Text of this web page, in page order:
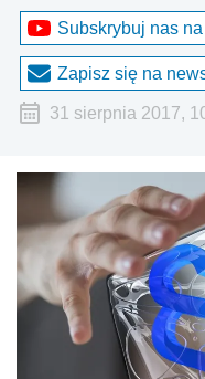
Subskrybuj nas
Zapisz się na
31 sierpnia 2017,